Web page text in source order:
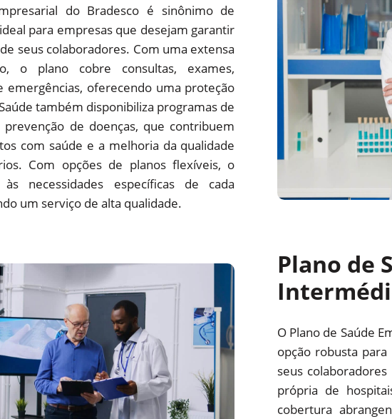
do Bradesco é sinônimo de
para empresas que desejam garantir
seus colaboradores. Com uma extensa
o plano cobre consultas, exames,
emergências, oferecendo uma proteção
também disponibiliza programas de
de doenças, que contribuem
com saúde e a melhoria da qualidade
Com opções de planos flexíveis, o
necessidades específicas de cada
um serviço de alta qualidade.
Plano de
O Plano de Saúde
opção robusta
seus
própria de
cobertura